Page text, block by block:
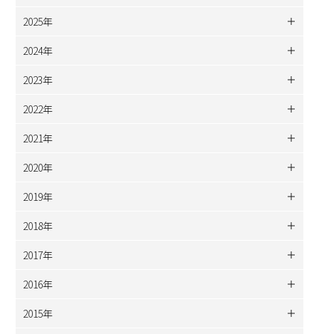
2025年
2024年
2023年
2022年
2021年
2020年
2019年
2018年
2017年
2016年
2015年